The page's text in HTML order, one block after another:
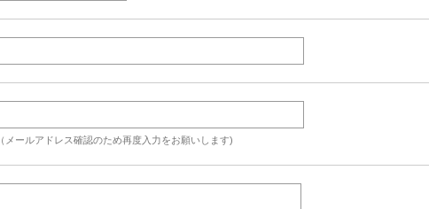
（メールアドレス確認のため再度入力をお願いします)